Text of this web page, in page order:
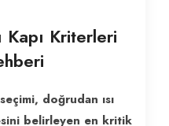
Kapı Kriterleri
doğrudan ısı
belirleyen en kritik